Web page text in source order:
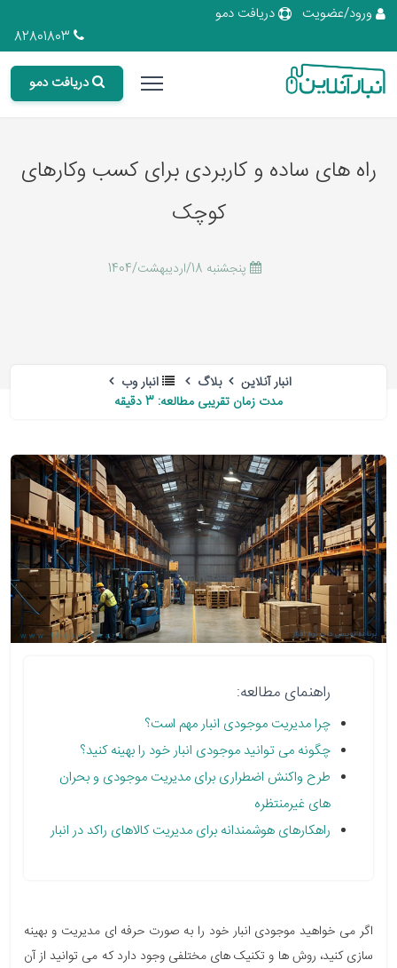
ورود/عضویت
دریافت دمو
دریافت دمو
راه های ساده و کاربردی برای کسب وکارهای
کوچک
پنجشنبه 18/اردیبهشت/1404
انبار آنلاین بلاگ
انبار وب
مدت زمان تقریبی مطالعه: 3 دقیقه
راهنمای مطالعه:
چرا مدیریت موجودی انبار مهم است؟
چگونه می توانید موجودی انبار خود را بهینه کنید؟
طرح واکنش اضطراری برای مدیریت موجودی و بحران
های غیرمنتظره
راهکارهای هوشمندانه برای مدیریت کالاهای راکد در انبار
اگر می خواهید موجودی انبار خود را به صورت حرفه ای مدیریت و بهینه
سازی کنید، روش ها و تکنیک های مختلفی وجود دارد که می توانید از آن